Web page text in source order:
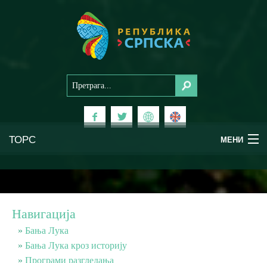
ТОРС МЕНИ
Планински туризам
Навигација
Бања Лука
Бања Лука кроз историју
Програми разгледања